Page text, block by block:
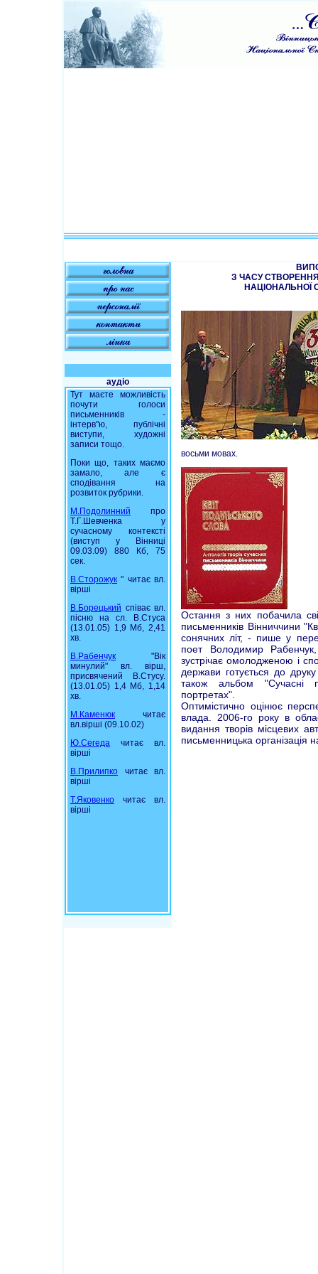
аудіо
Тут маєте можливість
почути голоси
письменників -
інтерв"ю, публічні
виступи, художні
записи тощо.
Поки що, таких маємо
замало, але є
сподівання на
розвиток рубрики.
М.Подолинний про
Т.Г.Шевченка у
сучасному контексті
(виступ у Вінниці
09.03.09) 880 Кб, 75
сек.
В.Сторожук " читає вл.
вірші
В.Борецький співає вл.
пісню на сл. В.Стуса
(13.01.05) 1,9 Мб, 2,41
хв.
В.Рабенчук "Вік
минулий" вл. вірш,
присвячений В.Стусу.
(13.01.05) 1,4 Мб, 1,14
хв.
М.Каменюк читає
вл.вірші (09.10.02)
Ю.Сегеда читає вл.
вірші
В.Прилипко читає вл.
вірші
Т.Яковенко читає вл.
вірші
З ЧАСУ
НАЦІОНАЛЬНОЇ
восьми мовах.
Остання з них побачила
письменників Вінниччини
сонячних літ, - пише у
поет Володимир Рабенчук,
зустрічає омолодженою і
держави готується до
також альбом "Сучасні
портретах".
Оптимістично оцінює
влада. 2006-го року в
видання творів місцевих
письменницька організація